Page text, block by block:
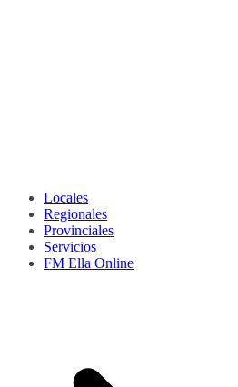
Locales
Regionales
Provinciales
Servicios
FM Ella Online